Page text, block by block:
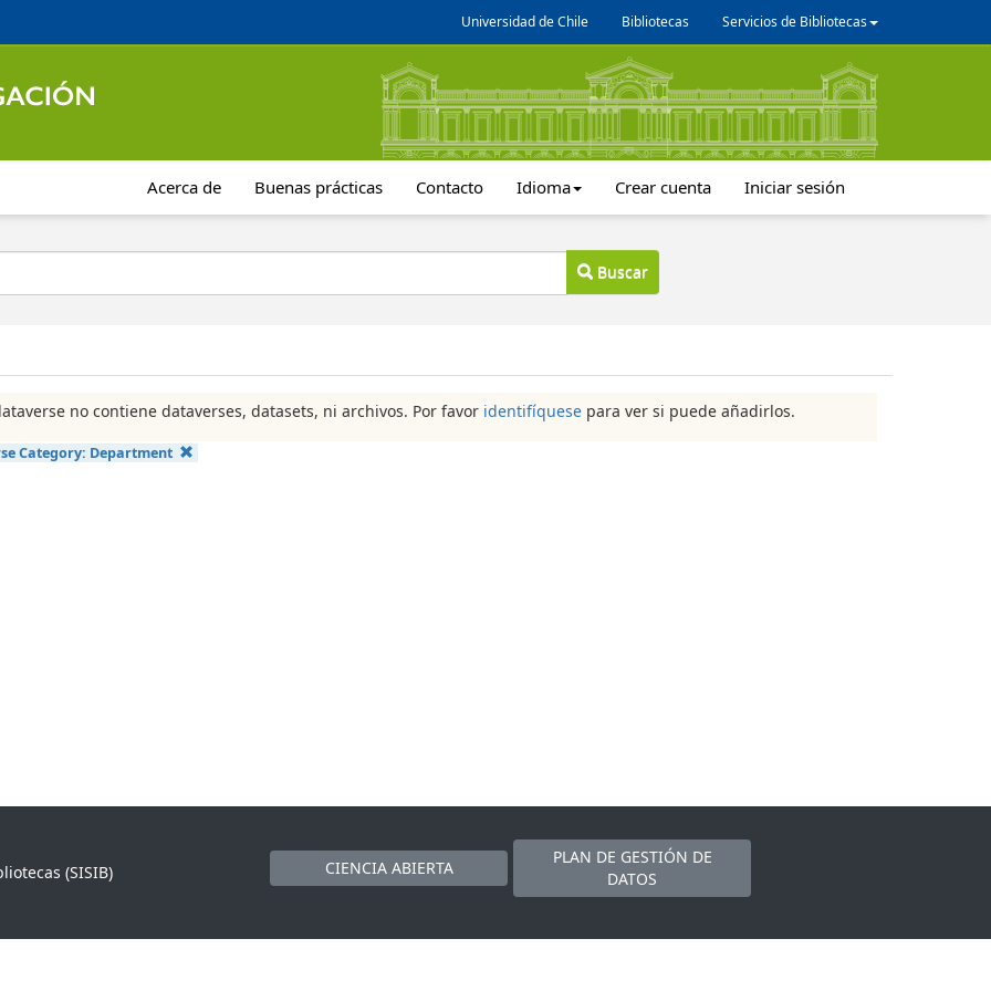
Universidad de Chile Bibliotecas Servicios de Bibliotecas
Acerca de Buenas prácticas Contacto Idioma Crear cuenta Iniciar sesión
Buscar
no contiene dataverses, datasets, ni archivos. Por favor identifíquese para ver si puede añadirlos.
Category: Department
(SISIB)
CIENCIA ABIERTA
PLAN DE GESTIÓN DE
DATOS